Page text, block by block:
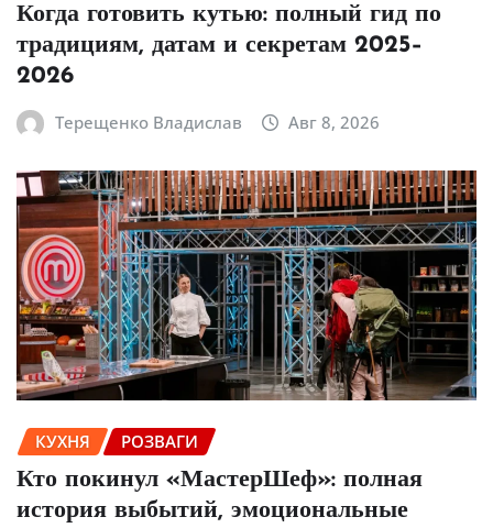
Когда готовить кутью: полный гид по
традициям, датам и секретам 2025–
2026
Терещенко Владислав Авг 8, 2026
КУХНЯ РОЗВАГИ
Кто покинул «МастерШеф»: полная
история выбытий, эмоциональные